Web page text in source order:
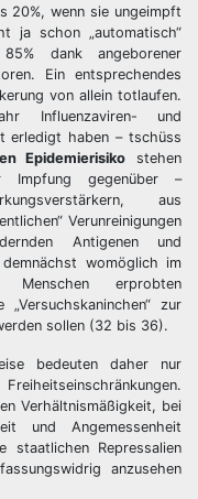
20%, wenn sie ungeimpft
ja schon „automatisch“
dank angeborener
Ein entsprechendes
von allein totlaufen.
Influenzaviren- und
erledigt haben – tschüss
Epidemierisiko stehen
gegenüber –
aus
Verunreinigungen
Antigenen und
womöglich im
Menschen erprobten
zur
sollen (32 bis 36).
bedeuten daher nur
Verhältnismäßigkeit, bei
und Angemessenheit
staatlichen Repressalien
anzusehen